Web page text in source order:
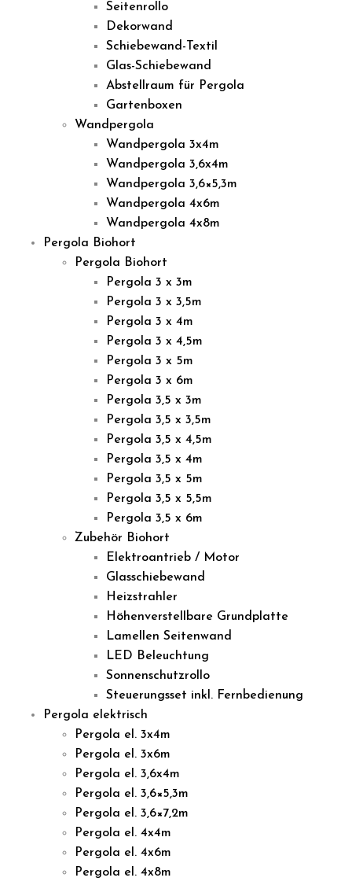
Seitenrollo
Dekorwand
Schiebewand-Textil
Glas-Schiebewand
Abstellraum für Pergola
Gartenboxen
Wandpergola
Wandpergola 3x4m
Wandpergola 3,6x4m
Wandpergola 3,6×5,3m
Wandpergola 4x6m
Wandpergola 4x8m
Pergola Biohort
Pergola Biohort
Pergola 3 x 3m
Pergola 3 x 3,5m
Pergola 3 x 4m
Pergola 3 x 4,5m
Pergola 3 x 5m
Pergola 3 x 6m
Pergola 3,5 x 3m
Pergola 3,5 x 3,5m
Pergola 3,5 x 4,5m
Pergola 3,5 x 4m
Pergola 3,5 x 5m
Pergola 3,5 x 5,5m
Pergola 3,5 x 6m
Zubehör Biohort
Elektroantrieb / Motor
Glasschiebewand
Heizstrahler
Höhenverstellbare Grundplatte
Lamellen Seitenwand
LED Beleuchtung
Sonnenschutzrollo
Steuerungsset inkl. Fernbedienung
Pergola elektrisch
Pergola el. 3x4m
Pergola el. 3x6m
Pergola el. 3,6x4m
Pergola el. 3,6×5,3m
Pergola el. 3,6×7,2m
Pergola el. 4x4m
Pergola el. 4x6m
Pergola el. 4x8m